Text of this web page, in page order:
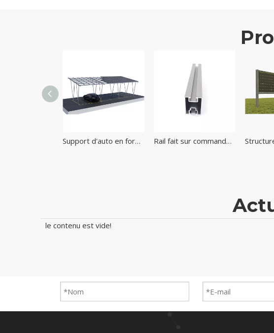
Support d'auto en forme d'auto en forme de W en aluminium pour installer des panneaux solaires photovoltaïques Rail fait sur commande de profils d'extrusion d'alliage d'aluminium pour le système de support d'énergie solaire
le contenu est vide!